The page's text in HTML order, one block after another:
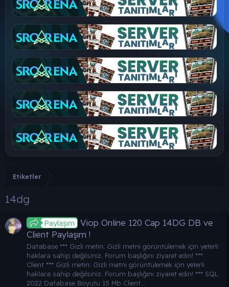
Etiketler
14dg
Paylaşım
Viop Online 120 Cap 14DG DB ve
Client Paylaşım !
Database *** Gizli metin: Gizli metni görüntülemek için yeterli
haklara sahip değilsiniz. Forum başlığını ziyaret edin! ***
Client *** Gizli metin: Gizli metni görüntülemek için yeterli
haklara sahip değilsiniz. Forum başlığını ziyaret edin! *** SQL
2022 Database Boyutu 15 Mb Client...